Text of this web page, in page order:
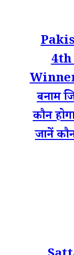
4th
बनाम
कौन
जानें